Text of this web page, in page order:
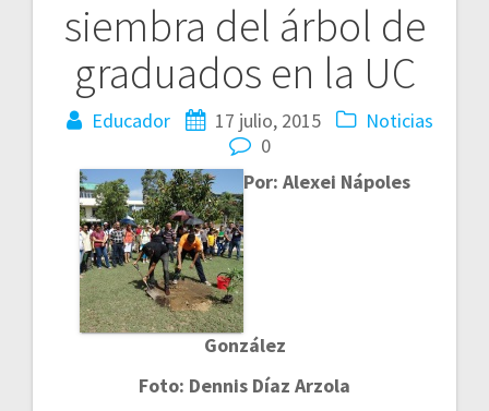
siembra del árbol de
graduados en la UC
Educador 17 julio, 2015
Noticias
0
Por: Alexei Nápoles
González
Foto: Dennis Díaz Arzola
de
entradas